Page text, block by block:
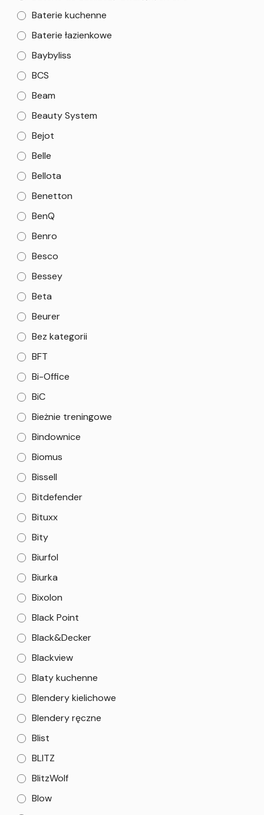
Baterie kuchenne
Baterie łazienkowe
Baybyliss
BCS
Beam
Beauty System
Bejot
Belle
Bellota
Benetton
BenQ
Benro
Besco
Bessey
Beta
Beurer
Bez kategorii
BFT
Bi-Office
BiC
Bieżnie treningowe
Bindownice
Biomus
Bissell
Bitdefender
Bituxx
Bity
Biurfol
Biurka
Bixolon
Black Point
Black&Decker
Blackview
Blaty kuchenne
Blendery kielichowe
Blendery ręczne
Blist
BLITZ
BlitzWolf
Blow